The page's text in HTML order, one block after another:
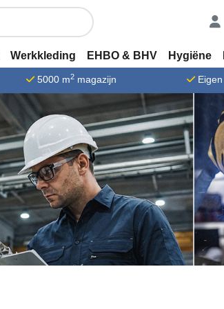
Werkkleding EHBO & BHV Hygiëne
5000 m2 magazijn Eigen